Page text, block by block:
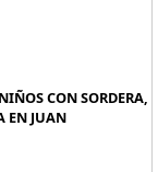
CON SORDERA,
EN JUAN